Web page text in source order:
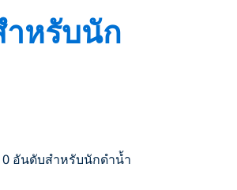
หรับนัก
อันดับสำหรับนักดำน้ำ